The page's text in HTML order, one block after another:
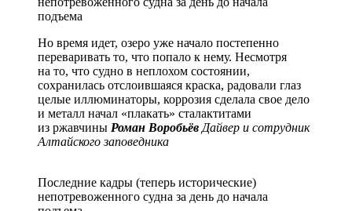
подъема
Но время идет, озеро уже начало постепенно
переваривать то, что попало к нему. Несмотря
на то, что судно в неплохом состоянии,
сохранилась отслоившаяся краска, радовали глаз
целые иллюминаторы, коррозия сделала свое дело
и металл начал «плакать» сталактитами
из ржавчины Роман Воробьёв Дайвер и сотрудник
Алтайского заповедника
Последние кадры (теперь исторические)
непотревоженного судна за день до начала